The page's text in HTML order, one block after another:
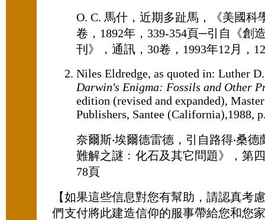
O. C. 馬什，近期多趾馬，《美國科
卷，1892年，339-354頁─引自《創
刊》，通訊，30卷，1993年12月，
Niles Eldredge, as quoted in: Luther
Darwin's Enigma: Fossils and Other
edition (revised and expanded),
Publishers, Santee (California),1988,
奈爾斯‧埃爾德雷德，引自路得‧桑
難解之謎﹕化石及其它問題》，第
78頁
【如果這些信息對您有幫助，請認真考慮
們支付將此建造信仰的服事帶給您和您